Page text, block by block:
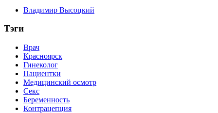
Владимир Высоцкий
Тэги
Врач
Красноярск
Гинеколог
Пациентки
Медицинский осмотр
Секс
Беременность
Контрацепция